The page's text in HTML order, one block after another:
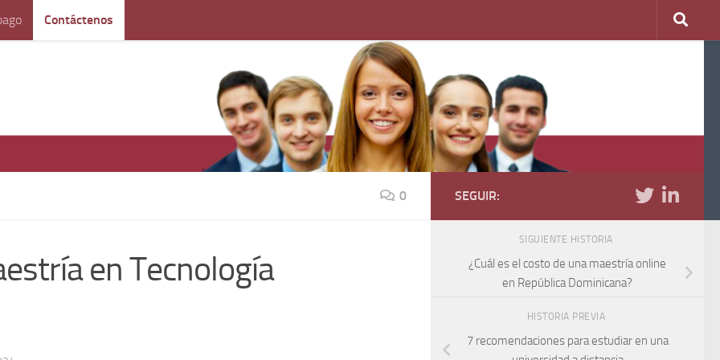
Contáctenos
0
en Tecnología
SEGUIR:
SIGUIENTE HISTORIA
¿Cuál es el costo de una maestría online
en República Dominicana?
HISTORIA PREVIA
7 recomendaciones para estudiar en una